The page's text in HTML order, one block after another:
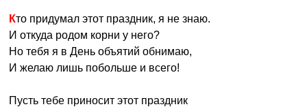
Кто придумал этот праздник, я не знаю.
И откуда родом корни у него?
Но тебя я в День объятий обнимаю,
И желаю лишь побольше и всего!
Пусть тебе приносит этот праздник